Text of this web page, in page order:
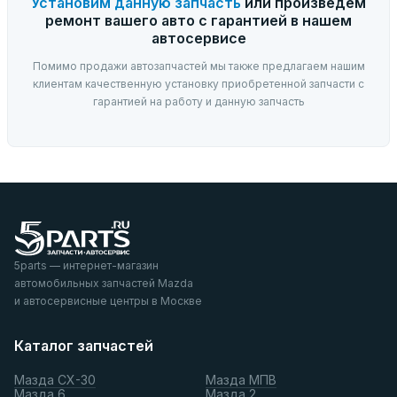
ремонт вашего авто с гарантией в нашем
автосервисе
Помимо продажи автозапчастей мы также предлагаем нашим
клиентам качественную установку приобретенной запчасти с
гарантией на работу и данную запчасть
5parts — интернет-магазин
автомобильных запчастей Mazda
и автосервисные центры в Москве
Каталог запчастей
Мазда СХ-30
Мазда 6
Мазда МПВ
Мазда 2